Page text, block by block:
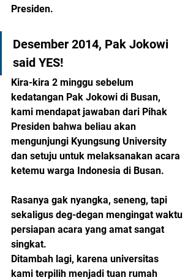
Presiden.
Desember 2014, Pak Jokowi
said YES!
Kira-kira 2 minggu sebelum
kedatangan Pak Jokowi di Busan,
kami mendapat jawaban dari Pihak
Presiden bahwa beliau akan
mengunjungi Kyungsung University
dan setuju untuk melaksanakan acara
ketemu warga Indonesia di Busan.
Rasanya gak nyangka, seneng, tapi
sekaligus deg-degan mengingat waktu
persiapan acara yang amat sangat
singkat.
Ditambah lagi, karena universitas
kami terpilih menjadi tuan rumah